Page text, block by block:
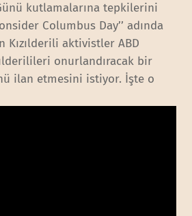
kutlamalarına tepkilerini
Columbus Day’’ adında
Kızılderili aktivistler ABD
onurlandıracak bir
ilan etmesini istiyor. İşte o